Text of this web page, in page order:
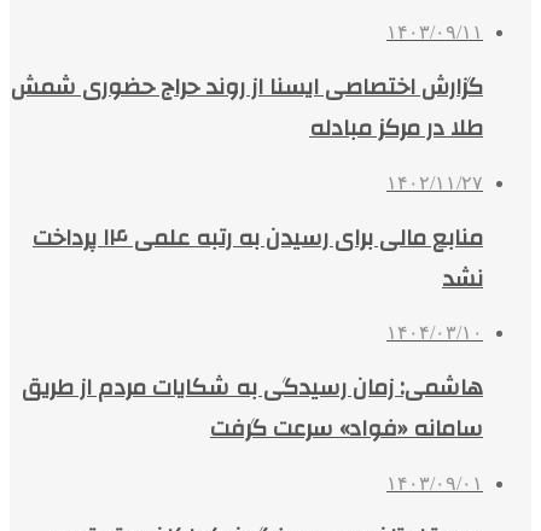
۱۴۰۳/۰۹/۱۱
گزارش اختصاصی ایسنا از روند حراج حضوری شمش
طلا در مرکز مبادله
۱۴۰۲/۱۱/۲۷
منابع مالی برای رسیدن به رتبه علمی ۱۴ پرداخت
نشد
۱۴۰۴/۰۳/۱۰
هاشمی: زمان رسیدگی به شکایات مردم از طریق
سامانه «فواد» سرعت گرفت
۱۴۰۳/۰۹/۰۱